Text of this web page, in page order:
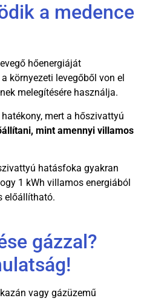
a medence
hőenergiáját
környezeti levegőből von el
melegítésére használja.
mert a hőszivattyú
mint amennyi villamos
hatásfoka gyakran
1 kWh villamos energiából
előállítható.
gázzal?
vagy gázüzemű